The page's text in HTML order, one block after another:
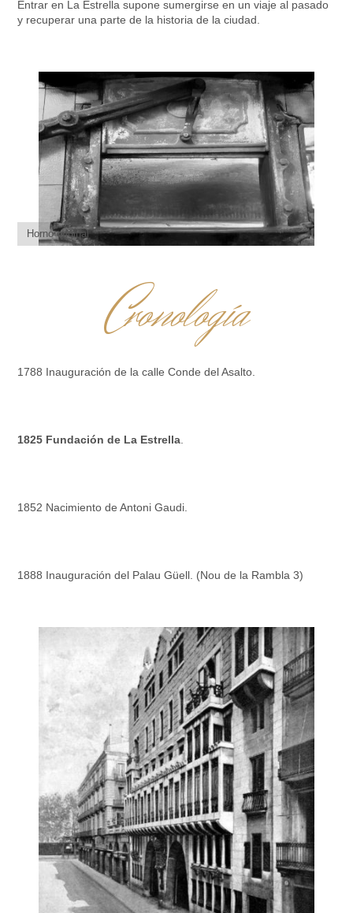
Entrar en La Estrella supone sumergirse en un viaje al pasado
y recuperar una parte de la historia de la ciudad.
Horno original
C
ronología
1788 Inauguración de la calle Conde del Asalto.
1825 Fundación de La Estrella.
1852 Nacimiento de Antoni Gaudi.
1888 Inauguración del Palau Güell. (Nou de la Rambla 3)